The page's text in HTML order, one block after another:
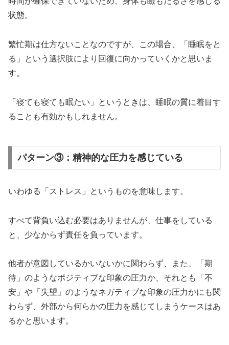
状態。
繁忙期は仕方ないことなのですが、この場合、「睡眠をと
る」という選択肢により回復に向かっていくかと思いま
す。
「寝ても寝ても眠たい」というときは、睡眠の質に着目す
ることも有効かもしれません。
パターン③：精神的な圧力を感じている
いわゆる「ストレス」というものを意味します。
すべて背負い込む必要はありませんが、仕事をしている
と、少なからず責任を負っています。
他者が意図しているかいないかに関わらず、また、「期
待」のようなポジティブな印象の圧力か、それとも「不
安」や「失望」のようなネガティブな印象の圧力かにも関
わらず、外部から何らかの圧力を感じてしまうケースはあ
るかと思います。